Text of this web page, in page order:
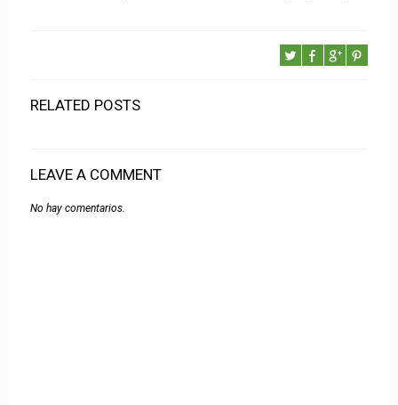
RELATED POSTS
LEAVE A COMMENT
No hay comentarios.